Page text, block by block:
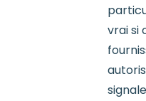
vrai si